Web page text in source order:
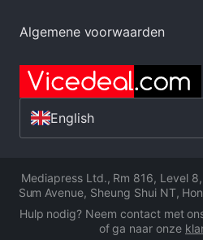
Algemene voorwaarden
English
Mediapress Ltd., Rm 816, Level
Sum Avenue, Sheung Shui NT,
Hulp nodig? Neem contact met
of ga naar onze